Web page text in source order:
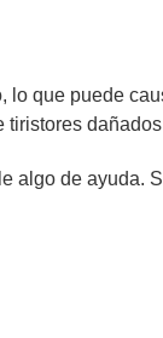
lo que puede
algo de ayuda.